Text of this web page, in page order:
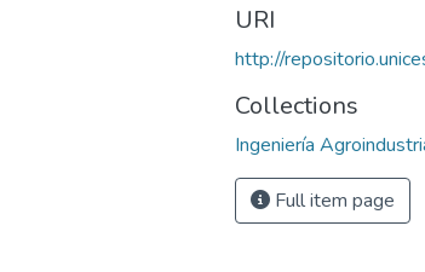
URI
http://
Collections
Ingeniería
Full item page